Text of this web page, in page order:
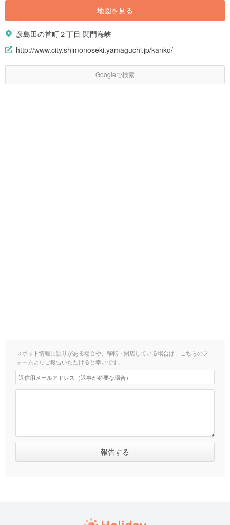
地図を見る
彦島田の首町２丁目 関門海峡
http://www.city.shimonoseki.yamaguchi.jp/kanko/
Googleで検索
スポット情報に誤りがある場合や、移転・閉店している場合は、こちらのフ
ォームよりご報告いただけると幸いです。